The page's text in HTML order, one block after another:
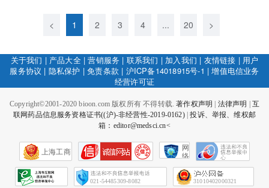
< 1 2 3 4 ... 20 >
关于我们 | 产品大全|营销服务 | 联系我们 | 加入我们 | 友情链接 | 用户
服务协议 | 隐私保护 |免责条款 | 沪ICP备14018915号-1 |增值电信业务
经营许可证
Copyright©2001-2020 bioon.com 版权所有 不得转载.著作权声明 法律声明
互
联网药品信息服务资格证书((沪)-非经营性-2019-0162)|投诉、举报、维权邮
箱：editor@medsci.cn<
上海工商
网
络
会
征
021-54485309-8082 31010402000321